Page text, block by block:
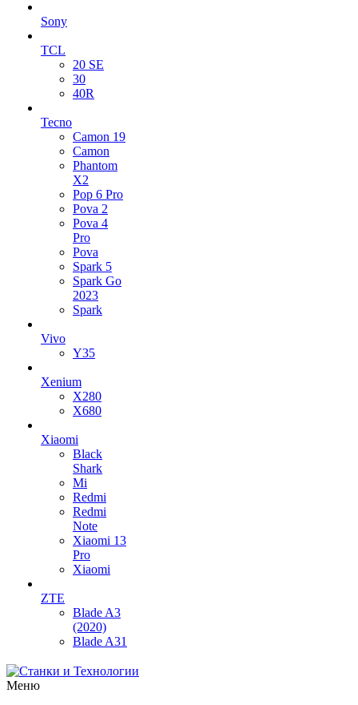
Sony
TCL
20 SE
30
40R
Tecno
Camon 19
Camon
Phantom
X2
Pop 6 Pro
Pova 2
Pova 4
Pro
Pova
Spark 5
Spark Go
2023
Spark
Vivo
Y35
Xenium
X280
X680
Xiaomi
Black
Shark
Mi
Redmi
Redmi
Note
Xiaomi 13
Pro
Xiaomi
ZTE
Blade A3
(2020)
Blade A31
Меню